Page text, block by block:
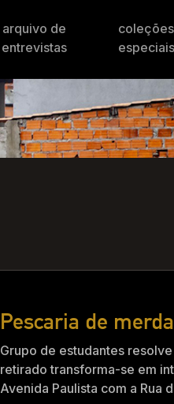
arquivo de
entrevistas
coleções
especiais
Pescaria de merda
Grupo de estudantes
retirado transforma-se em
Avenida Paulista com a Rua